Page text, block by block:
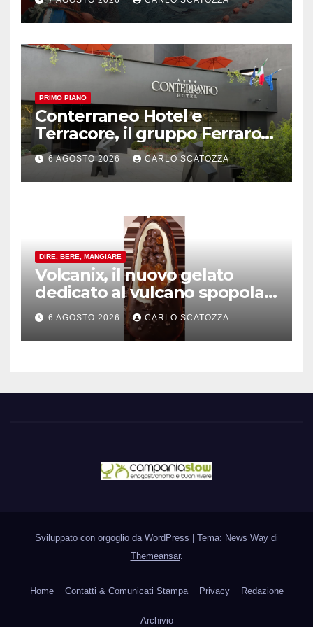
PRIMO PIANO
Conterraneo Hotel e
Terracore, il gruppo Ferraro
amplia l’ ospitalità e il gusto
alle porte di Caserta
6 AGOSTO 2026 CARLO SCATOZZA
DIRE, BERE, MANGIARE
Volcanix, il nuovo gelato
dedicato al vulcano spopola,
è nato a Caivano
6 AGOSTO 2026 CARLO SCATOZZA
Sviluppato con orgoglio da WordPress
Tema: News Way di
Themeansar.
Home Contatti & Comunicati Stampa Privacy Redazione
Archivio